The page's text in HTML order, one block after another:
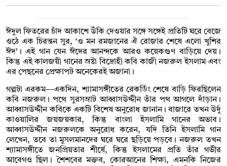
ঈদুল ফিতরের চাঁদ আকাশে উঁকি দেওয়ার সঙ্গে সঙ্গেই প্রতিটি ঘরে বেজে
ওঠে এক চিরন্তন সুর, ‘ও মন রমজানের ঐ রোজার শেষে এলো খুশির
ঈদ’। এই গান যেন ঈদের আনন্দকে আরও কয়েকগুণ বাড়িয়ে দেয়।
কিন্তু এই কালজয়ী গানের স্রষ্টা বিদ্রোহী কবি কাজী নজরুল ইসলাম এবং
এর পেছনের প্রেক্ষাপট অনেকেরই অজানা।
গল্পটা এরকম—একদিন, শ্যামাসঙ্গীতের রেকর্ডিং শেষে বাড়ি ফিরছিলেন
কবি নজরুল। পথে সুরসম্রাট আব্বাসউদ্দীন তাঁর পথ আগলে দাঁড়ান।
আব্বাসউদ্দীন কবিকে একটি বিশেষ অনুরোধ জানান। বাজারে তখন উর্দু
কাওয়ালির জয়জয়কার, কিন্তু বাংলা ইসলামি গানের অভাব।
আব্বাসউদ্দীন নজরুলকে অনুরোধ করেন, যদি তিনি ইসলামি গান
লেখেন, তবে তা মুসলমানদের ঘরে ঘরে ছড়িয়ে পড়বে। নজরুল তখন
শ্যামাসঙ্গীতে জনপ্রিয়তার শীর্ষে, কিন্তু ইসলামের প্রতি তাঁর গভীর
আবেগও ছিল। শৈশবের মক্তব, কোরআনের শিক্ষা, এমনকি নিজের